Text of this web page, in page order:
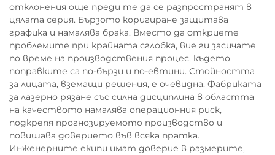
отклонения още преди те да се разпространят в
цялата серия. Бързото коригиране защитава
графика и намалява брака. Вместо да откриете
проблемите при крайната сглобка, вие ги засичате
по време на производствения процес, където
поправките са по-бързи и по-евтини. Стойността
за лицата, вземащи решения, е очевидна. Фабриката
за лазерно рязане със силна дисциплина в областта
на качеството намалява операционния риск,
подкрепя прогнозируемото производство и
повишава доверието във всяка пратка.
Инженерните екипи имат доверие в размерите,